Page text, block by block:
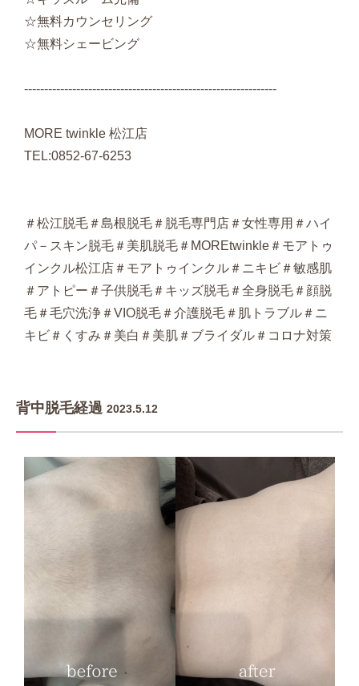
☆無料カウンセリング
☆無料シェービング
---------------------------------------------------------------
MORE twinkle 松江店
TEL:0852-67-6253
＃松江脱毛＃島根脱毛＃脱毛専門店＃女性専用＃ハイ
パ－スキン脱毛＃美肌脱毛＃MOREtwinkle＃モアトゥ
インクル松江店＃モアトゥインクル＃ニキビ＃敏感肌
＃アトピー＃子供脱毛＃キッズ脱毛＃全身脱毛＃顔脱
毛＃毛穴洗浄＃VIO脱毛＃介護脱毛＃肌トラブル＃ニ
キビ＃くすみ＃美白＃美肌＃ブライダル＃コロナ対策
背中脱毛経過 2023.5.12